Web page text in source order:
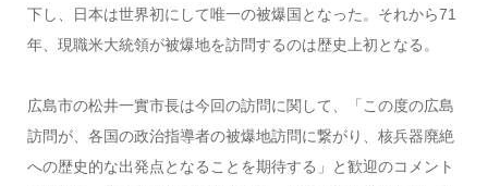
下し、日本は世界初にして唯一の被爆国となった。それから71
年、現職米大統領が被爆地を訪問するのは歴史上初となる。
広島市の松井一實市長は今回の訪問に関して、「この度の広島
訪問が、各国の政治指導者の被爆地訪問に繋がり、核兵器廃絶
への歴史的な出発点となることを期待する」と歓迎のコメント